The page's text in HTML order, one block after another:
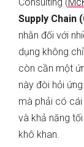
Supply Chain
nhằn đối với
dụng không
còn cần một
này đòi hỏi
mà phải có
và khả năng
khô khan.